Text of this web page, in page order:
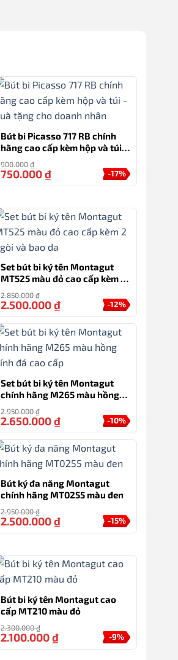
Bút bi Picasso 717 RB chính
hãng cao cấp kèm hộp và túi –
900.000₫
-17%
750.000₫
Set bút bi ký tên Montagut
MT525 màu đỏ cao cấp kèm 2
ngòi và bao da
2.850.000₫
-12%
2.500.000₫
Set bút bi ký tên Montagut
chính hãng M265 màu hồng
2.950.000₫
-10%
2.650.000₫
Bút ký đa năng Montagut
chính hãng MT0255 màu đen
2.950.000₫
-15%
2.500.000₫
Bút bi ký tên Montagut cao
cấp MT210 màu đỏ
2.300.000₫
-9%
2.100.000₫